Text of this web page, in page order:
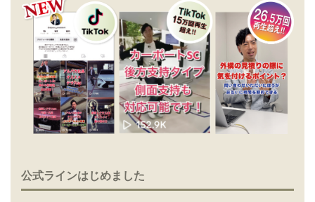
公式ラインはじめました